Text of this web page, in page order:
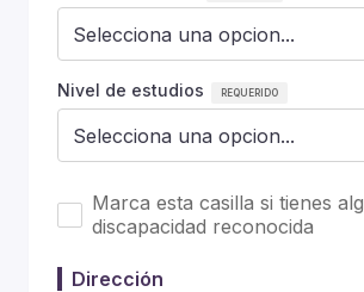
Nivel de estudios
Marca esta casilla si tienes
discapacidad reconocida
Dirección